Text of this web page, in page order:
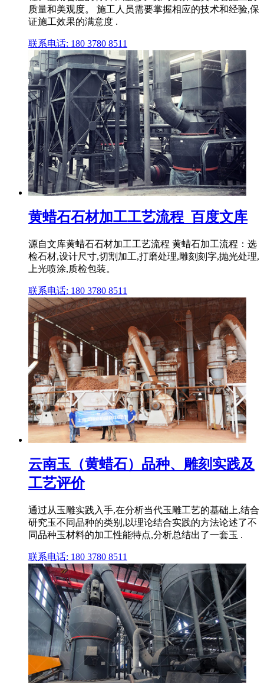
质量和美观度。 施工人员需要掌握相应的技术和经验,保
证施工效果的满意度 .
联系电话: 180 3780 8511
黄蜡石石材加工工艺流程_百度文库
源自文库黄蜡石石材加工工艺流程 黄蜡石加工流程：选
检石材,设计尺寸,切割加工,打磨处理,雕刻刻字,抛光处理,
上光喷涂,质检包装。
联系电话: 180 3780 8511
云南玉（黄蜡石）品种、雕刻实践及
工艺评价
通过从玉雕实践入手,在分析当代玉雕工艺的基础上,结合
研究玉不同品种的类别,以理论结合实践的方法论述了不
同品种玉材料的加工性能特点,分析总结出了一套玉 .
联系电话: 180 3780 8511